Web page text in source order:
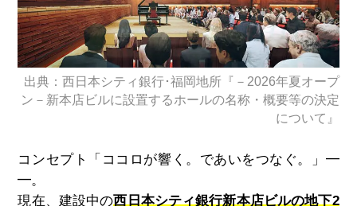
出典：西日本シティ銀行･福岡地所『－2026年夏オープ
ン－新本店ビルに設置するホールの名称・概要等の決定
について』
コンセプト「ココロが響く。であいをつなぐ。」━
━。
現在、建設中の西日本シティ銀行新本店ビルの地下2